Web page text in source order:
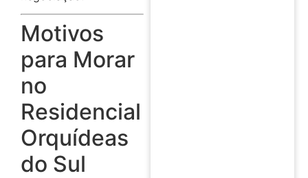
Motivos
para Morar
no
Residencial
Orquídeas
do Sul